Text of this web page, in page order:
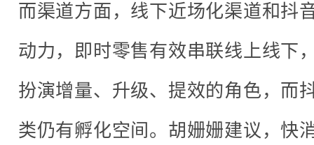
而渠道方面，线下近场化渠道和抖
动力，即时零售有效串联线上线下
扮演增量、升级、提效的角色，而
类仍有孵化空间。胡姗姗建议，快